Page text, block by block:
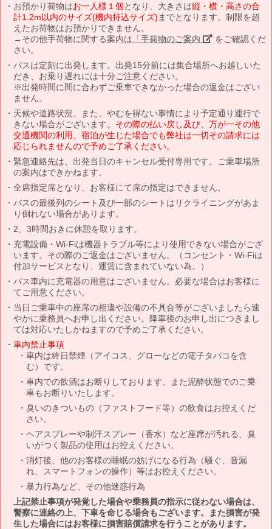
お預かり荷物はお一人様１個となり、大きさは縦・横・高さの合
計1.2m以内のサイズ(機内持込サイズ) までとなります。制限を超
えたお荷物はお預かりできません。
→その他手荷物に関する案内は 「手荷物のご案内」 をご確認くだ
さい。
バスは定刻に出発します。出発15分前には集合場所へお越しいた
だき、お乗り遅れには十分ご注意ください。
※出発時間に間に合わずご乗車できなかった場合の返金はござい
ません。
天候や道路状況、また、やむを得ない事情により予定通り運行で
きない場合がございます。 その際の払い戻し及び、万が一その他
交通機関の利用、宿泊が生じた場合でも弊社は一切その請求には
応じられませんので予めご了承ください。
緊急連絡先は、出発当日のキャンセル受付専用です。ご乗車場所
の案内はできかねます。
全席指定席となり、お客様にて席の指定はできません。
バスの最後列のシート及び一部のシートはリクライニングがあま
り倒れない場合があります。
2、3時間おきに休憩を取ります。
充電設備・Wi-Fiは機器トラブル等により使用できない場合がござ
います。その際のご返金はございません。（コンセント・Wi-Fiは
付加サービスとなり、運賃に含まれていない為。）
バス車内に充電器の用意はございません。必要な場合はお客様に
てご用意ください。
当日ご乗車中の座席の相違や設備の不具合等がございましたら速
やかに乗務員へお申し出ください。降車後のお申し出につきまし
ては対応いたしかねますので予めご了承ください。
車内禁止事項
車内は終日禁煙（アイコス、グローなどの電子タバコを含
む）です。
車内での飲酒はお断りしております、また泥酔状態でのご乗
車もお断りいたします。
臭いのきついもの（ファストフード等）の飲食はお控えくだ
さい。
ヘアスプレーや制汗スプレー（香水）など座席が汚れる、臭
いがつく製品の使用はお控えください。
消灯後、他のお客様の睡眠の妨げになる行為（騒ぐ、音漏
れ、スマートフォンの操作）等はお控えください。
暴力行為など、その他迷惑行為
上記禁止事項が発覚した場合や乗務員の指示に従わない場合は、
警察に連絡の上、下車を命じる場合もございます。また損害が発
生した場合にはお客様に損害賠償請求を行うことがあります。